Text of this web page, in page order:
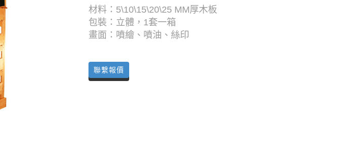
材料：5\10\15\20\25 MM厚木板
包裝：立體，1套一箱
畫面：噴繪、噴油、絲印
聯繫報價